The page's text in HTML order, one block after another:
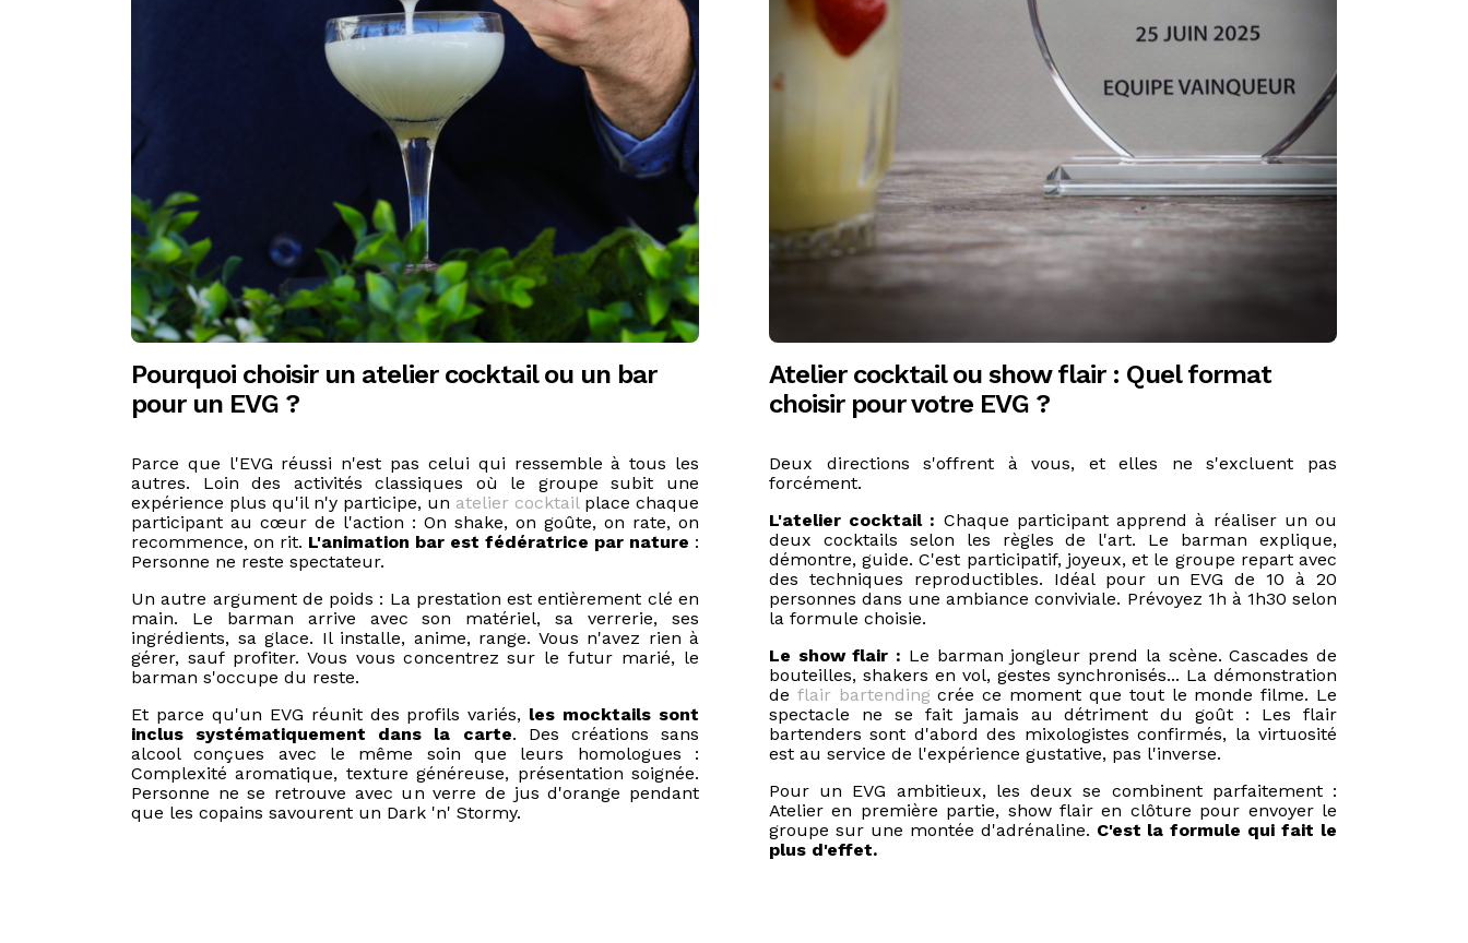
Pourquoi choisir un atelier cocktail ou un bar
pour un EVG ?
Parce que l'EVG réussi n'est pas celui qui ressemble à tous les
autres. Loin des activités classiques où le groupe subit une
expérience plus qu'il n'y participe, un atelier cocktailplace chaque
participant au cœur de l'action : On shake, on goûte, on rate, on
recommence, on rit. L'animation bar est fédératrice par nature :
Personne ne reste spectateur.
Un autre argument de poids : La prestation est entièrement clé en
main. Le barman arrive avec son matériel, sa verrerie, ses
ingrédients, sa glace. Il installe, anime, range. Vous n'avez rien à
gérer, sauf profiter. Vous vous concentrez sur le futur marié, le
barman s'occupe du reste.
Et parce qu'un EVG réunit des profils variés, les mocktails sont
inclus systématiquement dans la carte. Des créations sans
alcool conçues avec le même soin que leurs homologues :
Complexité aromatique, texture généreuse, présentation soignée.
Personne ne se retrouve avec un verre de jus d'orange pendant
que les copains savourent un Dark 'n' Stormy.
Atelier cocktail ou show flair : Quel format
choisir pour votre EVG ?
Deux directions s'offrent à vous, et elles ne s'excluent pas
forcément.
L'atelier cocktail : Chaque participant apprend à réaliser un ou
deux cocktails selon les règles de l'art. Le barman explique,
démontre, guide. C'est participatif, joyeux, et le groupe repart avec
des techniques reproductibles. Idéal pour un EVG de 10 à 20
personnes dans une ambiance conviviale. Prévoyez 1h à 1h30 selon
la formule choisie.
Le show flair : Le barman jongleur prend la scène. Cascades de
bouteilles, shakers en vol, gestes synchronisés... La démonstration
de flair bartending crée ce moment que tout le monde filme. Le
spectacle ne se fait jamais au détriment du goût : Les flair
bartenders sont d'abord des mixologistes confirmés, la virtuosité
est au service de l'expérience gustative, pas l'inverse.
Pour un EVG ambitieux, les deux se combinent parfaitement :
Atelier en première partie, show flair en clôture pour envoyer le
groupe sur une montée d'adrénaline. C'est la formule qui fait le
plus d'effet.